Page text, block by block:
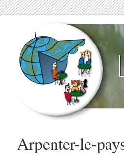
Arpenter-le-